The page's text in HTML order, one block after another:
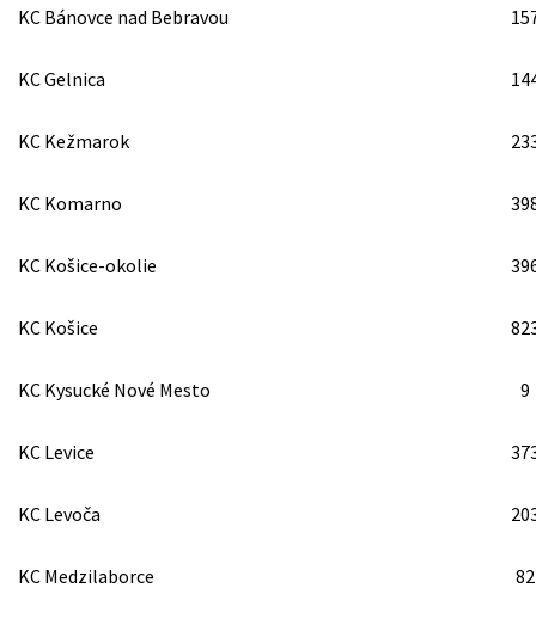
KC Bánovce nad Bebravou
KC Gelnica
KC Kežmarok
KC Komarno
KC Košice-okolie
KC Košice
KC Kysucké Nové Mesto 9
KC Levice
KC Levoča
KC Medzilaborce 82